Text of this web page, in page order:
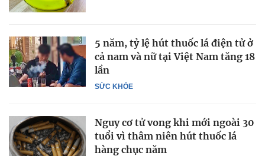
SỨC KHỎE
5 năm, tỷ lệ hút thuốc lá điện tử ở
cả nam và nữ tại Việt Nam tăng 18
lần
Nguy cơ tử vong khi mới ngoài 30
tuổi vì thâm niên hút thuốc lá
hàng chục năm